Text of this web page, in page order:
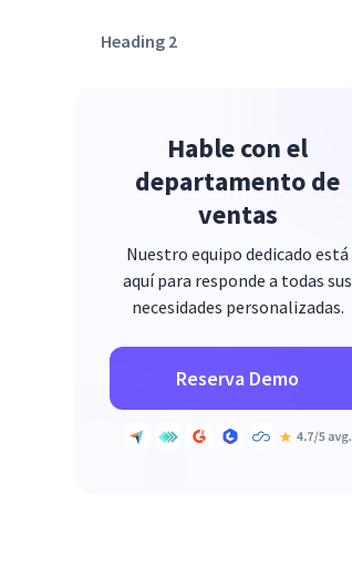
Heading 2
Hable con el
departamento de
ventas
Nuestro equipo dedicado está
aquí para responde a todas sus
necesidades personalizadas.
Reserva Demo